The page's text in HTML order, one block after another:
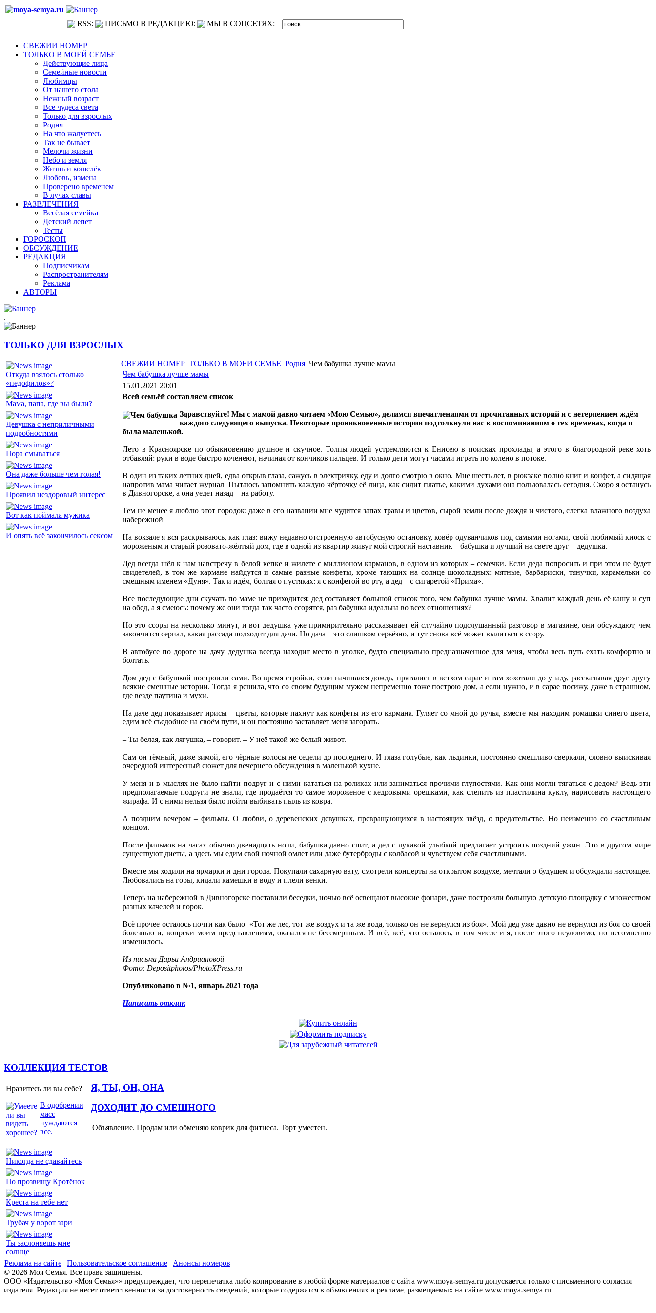
RSS: ПИСЬМО В РЕДАКЦИЮ: МЫ В СОЦСЕТЯХ:
СВЕЖИЙ НОМЕР
ТОЛЬКО В МОЕЙ СЕМЬЕ
Действующие лица
Семейные новости
Любимцы
От нашего стола
Нежный возраст
Все чудеса света
Только для взрослых
Родня
На что жалуетесь
Так не бывает
Мелочи жизни
Небо и земля
Жизнь и кошелёк
Любовь, измена
Проверено временем
В лучах славы
РАЗВЛЕЧЕНИЯ
Весёлая семейка
Детский лепет
Тесты
ГОРОСКОП
ОБСУЖДЕНИЕ
РЕДАКЦИЯ
Подписчикам
Распространителям
Реклама
АВТОРЫ
.
ТОЛЬКО ДЛЯ ВЗРОСЛЫХ
Откуда взялось столько
«педофилов»?
Мама, папа, где вы были?
Девушка с неприличными
подробностями
Пора смываться
Она даже больше чем голая!
Проявил нездоровый интерес
Вот как поймала мужика
И опять всё закончилось сексом
СВЕЖИЙ НОМЕР ТОЛЬКО В МОЕЙ СЕМЬЕ Родня Чем бабушка лучше мамы
Чем бабушка лучше мамы
15.01.2021 20:01
Всей семьёй составляем список
Здравствуйте! Мы с мамой давно читаем «Мою Семью», делимся впечатлениями от прочитанных историй и с нетерпением ждём
каждого следующего выпуска. Некоторые проникновенные истории подтолкнули нас к воспоминаниям о тех временах, когда я
была маленькой.
Лето в Красноярске по обыкновению душное и скучное. Толпы людей устремляются к Енисею в поисках прохлады, а этого в благородной реке хоть
отбавляй: руки в воде быстро коченеют, начиная от кончиков пальцев. И только дети могут часами играть по колено в потоке.
В один из таких летних дней, едва открыв глаза, сажусь в электричку, еду и долго смотрю в окно. Мне шесть лет, в рюкзаке полно книг и конфет, а сидящая
напротив мама читает журнал. Пытаюсь запомнить каждую чёрточку её лица, как сидит платье, какими духами она пользовалась сегодня. Скоро я останусь
в Дивногорске, а она уедет назад – на работу.
Тем не менее я люблю этот городок: даже в его названии мне чудится запах травы и цветов, сырой земли после дождя и чистого, слегка влажного воздуха
набережной.
На вокзале я вся раскрываюсь, как глаз: вижу недавно отстроенную автобусную остановку, ковёр одуванчиков под самыми ногами, свой любимый киоск с
мороженым и старый розовато-жёлтый дом, где в одной из квартир живут мой строгий наставник – бабушка и лучший на свете друг – дедушка.
Дед всегда шёл к нам навстречу в белой кепке и жилете с миллионом карманов, в одном из которых – семечки. Если деда попросить и при этом не будет
свидетелей, в том же кармане найдутся и самые разные конфеты, кроме тающих на солнце шоколадных: мятные, барбариски, тянучки, карамельки со
смешным именем «Дуня». Так и идём, болтая о пустяках: я с конфетой во рту, а дед – с сигаретой «Прима».
Все последующие дни скучать по маме не приходится: дед составляет большой список того, чем бабушка лучше мамы. Хвалит каждый день её кашу и суп
на обед, а я смеюсь: почему же они тогда так часто ссорятся, раз бабушка идеальна во всех отношениях?
Но это ссоры на несколько минут, и вот дедушка уже примирительно рассказывает ей случайно подслушанный разговор в магазине, они обсуждают, чем
закончится сериал, какая рассада подходит для дачи. Но дача – это слишком серьёзно, и тут снова всё может вылиться в ссору.
В автобусе по дороге на дачу дедушка всегда находит место в уголке, будто специально предназначенное для меня, чтобы весь путь ехать комфортно и
болтать.
Дом дед с бабушкой построили сами. Во время стройки, если начинался дождь, прятались в ветхом сарае и там хохотали до упаду, рассказывая друг другу
всякие смешные истории. Тогда я решила, что со своим будущим мужем непременно тоже построю дом, а если нужно, и в сарае посижу, даже в страшном,
где везде паутина и мухи.
На даче дед показывает ирисы – цветы, которые пахнут как конфеты из его кармана. Гуляет со мной до ручья, вместе мы находим ромашки синего цвета,
едим всё съедобное на своём пути, и он постоянно заставляет меня загорать.
– Ты белая, как лягушка, – говорит. – У неё такой же белый живот.
Сам он тёмный, даже зимой, его чёрные волосы не седели до последнего. И глаза голубые, как льдинки, постоянно смешливо сверкали, словно выискивая
очередной интересный сюжет для вечернего обсуждения в маленькой кухне.
У меня и в мыслях не было найти подруг и с ними кататься на роликах или заниматься прочими глупостями. Как они могли тягаться с дедом? Ведь эти
предполагаемые подруги не знали, где продаётся то самое мороженое с кедровыми орешками, как слепить из пластилина куклу, нарисовать настоящего
жирафа. И с ними нельзя было пойти выбивать пыль из ковра.
А поздним вечером – фильмы. О любви, о деревенских девушках, превращающихся в настоящих звёзд, о предательстве. Но неизменно со счастливым
концом.
После фильмов на часах обычно двенадцать ночи, бабушка давно спит, а дед с лукавой улыбкой предлагает устроить поздний ужин. Это в другом мире
существуют диеты, а здесь мы едим свой ночной омлет или даже бутерброды с колбасой и чувствуем себя счастливыми.
Вместе мы ходили на ярмарки и дни города. Покупали сахарную вату, смотрели концерты на открытом воздухе, мечтали о будущем и обсуждали настоящее.
Любовались на горы, кидали камешки в воду и плели венки.
Теперь на набережной в Дивногорске поставили беседки, ночью всё освещают высокие фонари, даже построили большую детскую площадку с множеством
разных качелей и горок.
Всё прочее осталось почти как было. «Тот же лес, тот же воздух и та же вода, только он не вернулся из боя». Мой дед уже давно не вернулся из боя со своей
болезнью и, вопреки моим представлениям, оказался не бессмертным. И всё, всё, что осталось, в том числе и я, после этого неуловимо, но несомненно
изменилось.
Из письма Дарьи Андриановой
Фото: Depositphotos/PhotoXPress.ru
Опубликовано в №1, январь 2021 года
Написать отклик
КОЛЛЕКЦИЯ ТЕСТОВ
Нравитесь ли вы себе?
В одобрении
масс
нуждаются
все.
Я, ТЫ, ОН, ОНА
Никогда не сдавайтесь
По прозвищу Кротёнок
Креста на тебе нет
Трубач у ворот зари
Ты заслоняешь мне
солнце
ДОХОДИТ ДО СМЕШНОГО
Объявление. Продам или обменяю коврик для фитнеса. Торт уместен.
Реклама на сайте | Пользовательское соглашение | Анонсы номеров
© 2026 Моя Семья. Все права защищены.
ООО «Издательство «Моя Семья»» предупреждает, что перепечатка либо копирование в любой форме материалов с сайта www.moya-semya.ru допускается только с письменного согласия
издателя. Редакция не несет ответственности за достоверность сведений, которые содержатся в объявлениях и рекламе, размещаемых на сайте www.moya-semya.ru..